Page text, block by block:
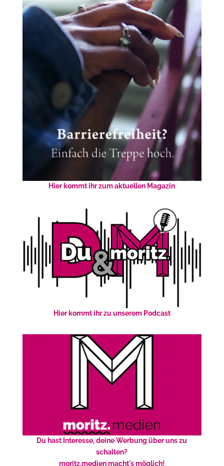
Hier kommt ihr zum aktuellen Magazin
Hier kommt ihr zu unserem Podcast
Du hast Interesse, deine Werbung über uns zu
schalten?
moritz.medien macht's möglich!